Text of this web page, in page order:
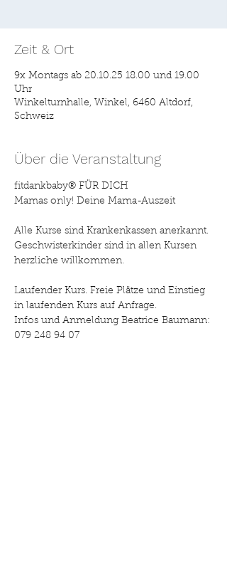
Zeit & Ort
9x Montags ab 20.10.25 18.00 und 19.00
Uhr
Winkelturnhalle, Winkel, 6460 Altdorf,
Schweiz
Über die Veranstaltung
fitdankbaby® FÜR DICH
Mamas only! Deine Mama-Auszeit
Alle Kurse sind Krankenkassen anerkannt.
Geschwisterkinder sind in allen Kursen
herzliche willkommen.
Laufender Kurs. Freie Plätze und Einstieg
in laufenden Kurs auf Anfrage.
Infos und Anmeldung Beatrice Baumann:
079 248 94 07